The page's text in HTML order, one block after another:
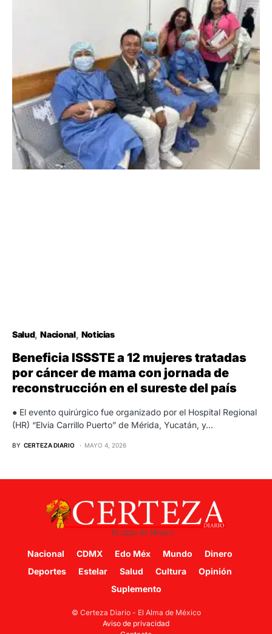
Salud Nacional Noticias
Beneficia ISSSTE a 12 mujeres tratadas
por cáncer de mama con jornada de
reconstrucción en el sureste del país
● El evento quirúrgico fue organizado por el Hospital Regional
(HR) “Elvia Carrillo Puerto” de Mérida, Yucatán, y…
BY CERTEZA DIARIO MAYO 4, 2026
Nacional CDMX Edo Méx Mundo
Dinero
Deportes
Estelar Salud Cultura
Opinión
Suplemento
© Certeza Diario - El Alma de México
Aviso de privacidad